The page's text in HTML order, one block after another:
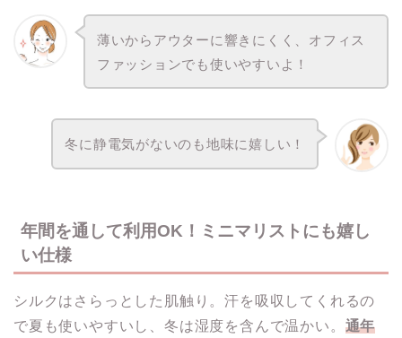
薄いからアウターに響きにくく、オフィス
ファッションでも使いやすいよ！
冬に静電気がないのも地味に嬉しい！
年間を通して利用OK！ミニマリストにも嬉し
い仕様
シルクはさらっとした肌触り。汗を吸収してくれるの
で夏も使いやすいし、冬は湿度を含んで温かい。 通年